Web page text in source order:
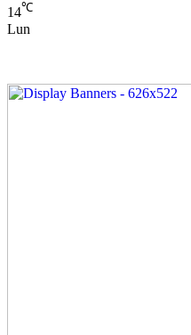
14℃
Lun